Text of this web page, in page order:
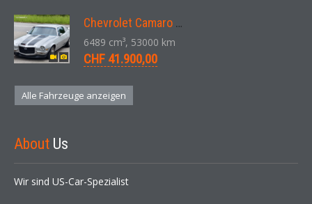
Chevrolet Camaro SS 396 LS3 Coupe Aut. 1971
6489 cm³, 53000 km
CHF 41.900,00
Alle Fahrzeuge anzeigen
About Us
Wir sind US-Car-Spezialist